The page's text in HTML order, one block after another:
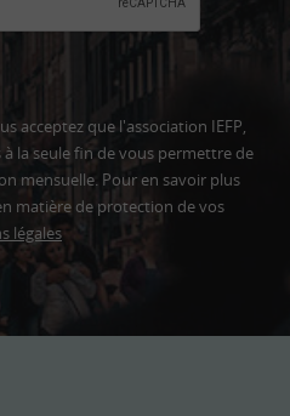
acceptez que l'association IEFP,
la seule fin de vous permettre de
mensuelle. Pour en savoir plus
matière de protection de vos
légales